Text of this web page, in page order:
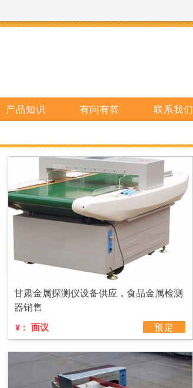
产品知识 有问有答 联系我们
甘肃金属探测仪设备供应，食品金属检测
器销售
¥： 面议 预定